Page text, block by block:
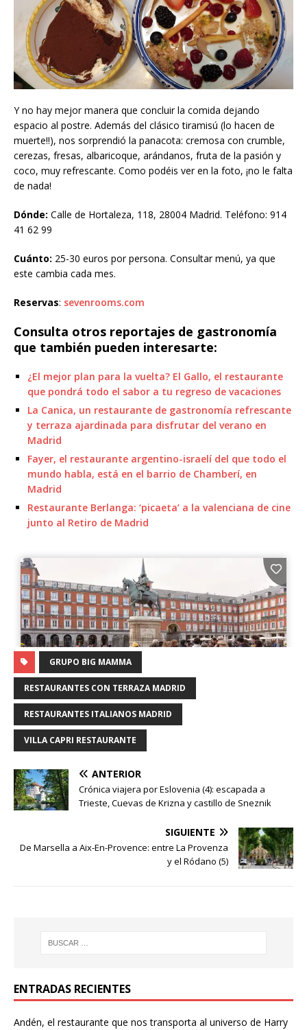
Y no hay mejor manera que concluir la comida dejando
espacio al postre. Además del clásico tiramisú (lo hacen de
muerte!!), nos sorprendió la panacota: cremosa con crumble,
cerezas, fresas, albaricoque, arándanos, fruta de la pasión y
coco, muy refrescante. Como podéis ver en la foto, ¡no le falta
de nada!
Dónde: Calle de Hortaleza, 118, 28004 Madrid. Teléfono: 914
41 62 99
Cuánto: 25-30 euros por persona. Consultar menú, ya que
este cambia cada mes.
Reservas: sevenrooms.com
Consulta otros reportajes de gastronomía
que también pueden interesarte:
¿El mejor plan para la vuelta? El Gallo, el restaurante
que pondrá todo el sabor a tu regreso de vacaciones
La Canica, un restaurante de gastronomía refrescante
y terraza ajardinada para disfrutar del verano en
Madrid
Fayer, el restaurante argentino-israelí del que todo el
mundo habla, está en el barrio de Chamberí, en
Madrid
Restaurante Berlanga: ‘picaeta’ a la valenciana de cine
junto al Retiro de Madrid
GRUPO BIG MAMMA
RESTAURANTES CON TERRAZA MADRID
RESTAURANTES ITALIANOS MADRID
VILLA CAPRI RESTAURANTE
ANTERIOR
Crónica viajera por Eslovenia (4): escapada a
Trieste, Cuevas de Krizna y castillo de Sneznik
SIGUIENTE
De Marsella a Aix-En-Provence: entre La Provenza
y el Ródano (5)
ENTRADAS RECIENTES
Andén, el restaurante que nos transporta al universo de Harry